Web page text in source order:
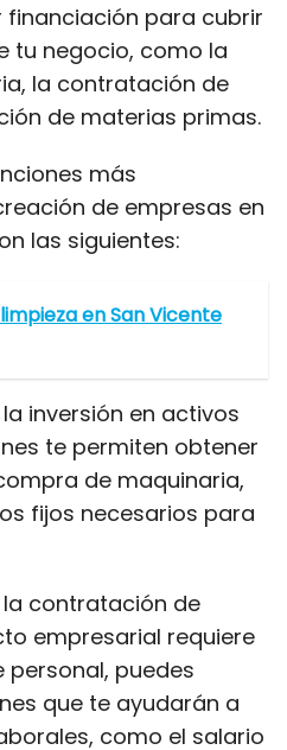
para cubrir
tu negocio, como la
la contratación de
de materias primas.
más
de empresas en
las siguientes:
en San Vicente
inversión en activos
te permiten obtener
de maquinaria,
fijos necesarios para
contratación de
empresarial requiere
puedes
que te ayudarán a
como el salario